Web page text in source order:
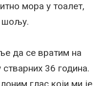
мора у тоалет,
шољу.
да се вратим на
36 година.